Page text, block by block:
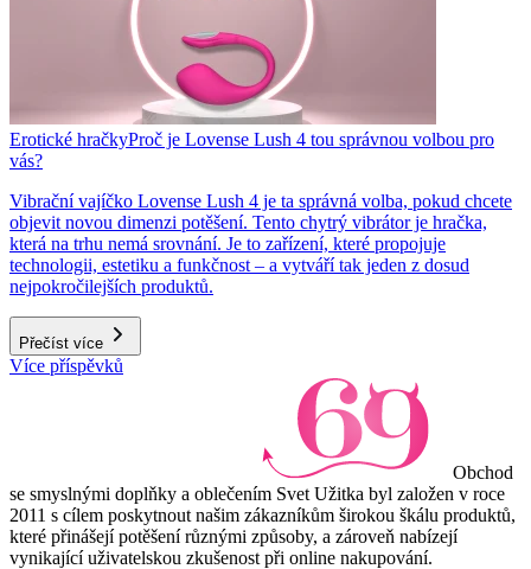
Erotické hračkyProč je Lovense Lush 4 tou správnou volbou pro
vás?
Vibrační vajíčko Lovense Lush 4 je ta správná volba, pokud chcete
objevit novou dimenzi potěšení. Tento chytrý vibrátor je hračka,
která na trhu nemá srovnání. Je to zařízení, které propojuje
technologii, estetiku a funkčnost – a vytváří tak jeden z dosud
nejpokročilejších produktů.
Přečíst více
Více příspěvků
Obchod
se smyslnými doplňky a oblečením Svet Užitka byl založen v roce
2011 s cílem poskytnout našim zákazníkům širokou škálu produktů,
které přinášejí potěšení různými způsoby, a zároveň nabízejí
vynikající uživatelskou zkušenost při online nakupování.